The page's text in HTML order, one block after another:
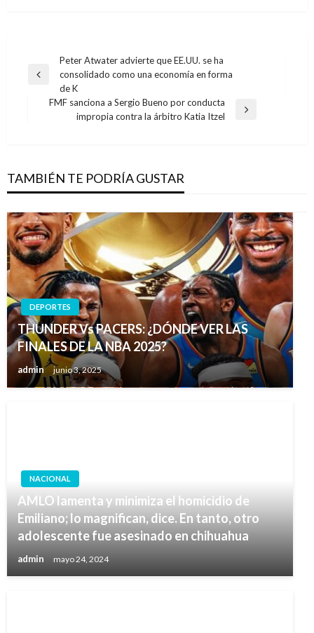
Navegación
de
entradas
Entrada
Peter Atwater advierte que EE.UU. se ha
consolidado como una economía en forma
de K
FMF sanciona a Sergio Bueno por conducta
impropia contra la árbitro Katia Itzel
TAMBIÉN TE PODRÍA GUSTAR
DEPORTES
THUNDER Vs PACERS: ¿DÓNDE VER LAS
FINALES DE LA NBA 2025?
admin junio 3, 2025
NACIONAL
AMLO lamenta y minimiza el homicidio de
Emiliano; lo magnifican, dice. En tanto, otro
adolescente fue asesinado en chihuahua
admin mayo 24, 2024